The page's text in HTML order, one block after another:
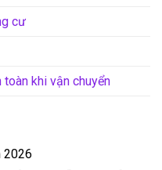
cư
khi vận chuyển
2026